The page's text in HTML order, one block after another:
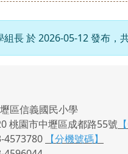
組長 於 2026-05-12 發布，
區信義國民小學
桃園市中壢區成都路55號
4573780
【分機號碼】